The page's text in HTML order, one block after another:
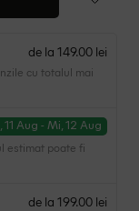
de la 149.00 lei
cu totalul mai
11 Aug - Mi, 12 Aug
estimat poate fi
de la 199.00 lei